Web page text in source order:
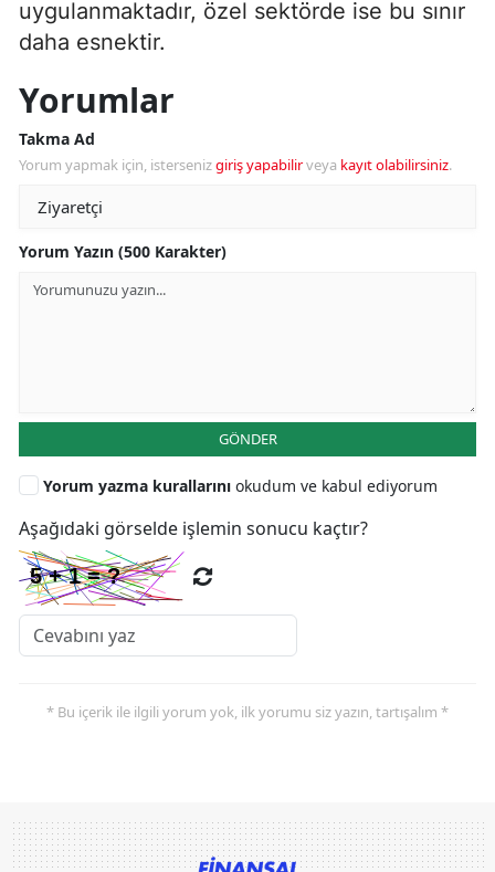
uygulanmaktadır, özel sektörde ise bu sınır
daha esnektir.
Yorumlar
Takma Ad
Yorum yapmak için, istersenizgiriş yapabilirveya kayıt olabilirsiniz.
Yorum Yazın (500 Karakter)
GÖNDER
Yorum yazma kurallarını okudum ve kabul ediyorum
Aşağıdaki görselde işlemin sonucu kaçtır?
* Bu içerik ile ilgili yorum yok, ilk yorumu siz yazın, tartışalım *